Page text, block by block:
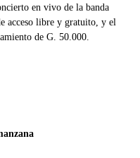
en vivo de la banda
acceso libre y gratuito, y el
de G. 50.000.